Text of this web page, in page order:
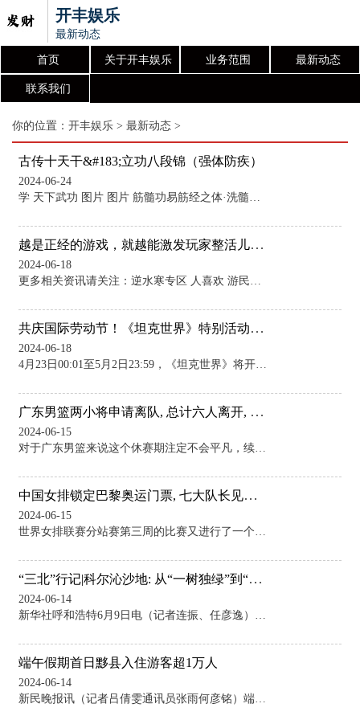
开丰娱乐
最新动态
首页 关于开丰娱乐 业务范围 最新动态
联系我们
你的位置： 开丰娱乐 > 最新动态 >
古传十天干&#183;立功八段锦（强体防疾）
2024-06-24
学 天下武功 图片 图片 筋髓功易筋经之体·洗髓经重生 图片 图片 以武学打开世界·智者不匹夫 武者无懦夫 口诀：手把碧天擎（擎天式）雕弓左右鸣（关弓式）鼎凭单臂举（举鼎式）剑向半肩横（负剑式）擒纵如猿捷（猿蹲式）威严似虎狞（虎踞式）更同飞燕急（飞燕式）立马告功成（立马式）此功通过十天干，外加八个精致的动作锻炼，可以很好的调理身体、增强免疫力、预防疾病。甲字式身体站直，保持安静并集中注意力，双脚并拢，肩膀放松下垂，胸部微微前凸，腹部微收（所有站立动作，胸部和腹部都应该保持这样的状态）。双臂稍微
越是正经的游戏，就越能激发玩家整活儿的斗志？
2024-06-18
更多相关资讯请关注：逆水寒专区 人喜欢 游民星空APP 随时掌握游戏情报 分享 新浪微博 QQ 微信 举报| 收藏| 相关资讯： 越是正经的游戏，就越能激发玩家整活儿的斗志？ 逆水寒×肯德基联动开启 门店成社死现场 为了玩家共同富裕，官方居然会自创“经济学”？ 为了玩家共同富裕，官方居然会自创“经济学”？ 标签： 逆水寒 逆水寒 游戏制作：网易 游戏发行：网易 游戏平台：PC 上市时间：2018-06-29 游戏标签：动作角色扮演--> -- 想 玩 玩过评分 众评 专区 资讯 攻略 下载 图
共庆国际劳动节！《坦克世界》特别活动开启
2024-06-18
4月23日00:01至5月2日23:59，《坦克世界》将开启劳动节活动。完成一系列简单的每日任务后，即可获得免费奖励。 连续10天，每天将获得1个快速任务，最多只需数场战斗即可完成。无需费时费力！ 以下规则将会影响最终是否可以获得全部奖励： ·劳动节活动从4月23日持续至5月2日 ·活动期间，您可完成一系列10个任务，获取每日奖励。 ·每天仅开放1个任务。 ·任务从第1个到第10个依次解锁。完成前一个任务后，新任务才会解锁。如果错过一天，将无法完成进度并获得全部奖励。 您还有机会获得贴花和2D
广东男篮两小将申请离队, 总计六人离开, 下赛季本土大名单浮出!
2024-06-15
对于广东男篮来说这个休赛期注定不会平凡，续约周琦以及升级阵容成为朱总首要任务，不过从目前来看广东还任重道远，毕竟球队刚刚完成新老交替，如何让年轻小将完成蜕变是杜导重要职责，但是广东潜力小将属实太多，谁都需要时间历练，杜导只能忍痛割爱放弃一些球员，继赵戌宏、马宇启离队后，昨日广东又传来消息，两小将已申请离队，为了能让弟子更好的发展，杜导只能放弃了！ 点击输入图片描述（最多30字） 昨日据知名媒体人报道称，赵锦洋与李英博已申请离队，之前两小将就搬离了东莞训练基地，不过广东集训后两小将又回到球队当起
中国女排锁定巴黎奥运门票, 七大队长见证, 惠若琪在郎导跟前撒娇
2024-06-15
世界女排联赛分站赛第三周的比赛又进行了一个比赛日的争夺。 中国女排迎战第三周第二个对手德国女排。双方实力悬殊，中国女排以3-0横扫了德国女排。 数据统计显示，进攻中国女排47-39德国女排，拦网4-3，发球3-2，对方失误21-10。中国女排在四个数据都要强于德国队。德国队失误太多了，平均每局丢7分。 中国女排有5人得分，四人得分上双。袁心玥和李盈莹各得了13分，朱婷得了12分，王媛媛得了10分，龚翔宇得了6分。不过有不少网友表示，朱婷拦网得了1分，反而变成了袁心玥拦网得了1分。这样算来，应该
“三北”行记|科尔沁沙地: 从“一树独绿”到“万树成荫”
2024-06-14
新华社呼和浩特6月9日电（记者连振、任彦逸）“你看，开黄花的是柠条，宝塔形状的是樟子松，远处那棵大树是五角枫。”走在内蒙古自治区通辽市科尔沁左翼后旗境内的一处科尔沁沙地治理区，林业工作站站长朝克吐聊起各种草木来如数家珍。 过去，由于当地农牧民过度放牧，导致生态体系失衡，这里的土地沙化率一度高达80%。如今，沙地正披上绿装，逐渐恢复昔日的风采。 5月15日，在内蒙古通辽市科左后旗甘旗卡镇巴克要系统化治理项目区，沙地上绿意盎然。新华社记者 连振 摄 通辽市境内有沙地4000多万亩，科尔沁沙地有一半
端午假期首日黟县入住游客超1万人
2024-06-14
新民晚报讯（记者吕倩雯通讯员张雨何彦铭）端午节来临，乡村旅游市场再次迎来预订热潮。其中，徽派古民居以其独特的建筑风格和文化底蕴，成为众多游客的热门选择。 在安徽黟县千年古村落——西递、宏村等景区内及周边的大部分民宿预订情况在端午假期的前两天基本饱和。据民宿负责人介绍，游客大多选择可以看到徽派古民居的亲子观景房，价格在500至3000元不等。 西递墨白里民宿负责人卢锦芬说：“客人在过节的前一周就已经陆续预订，目前端午三天假期的前两天，客房预订量已经基本达到满房的状态。”据统计，端午小长假第一天，